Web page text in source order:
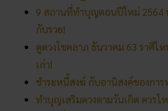
หนุนเพิ่มดีกรีความเฮง